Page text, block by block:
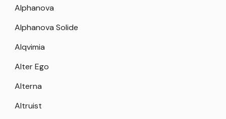
Alphanova
Alphanova Solide
Alqvimia
Alter Ego
Alterna
Altruist